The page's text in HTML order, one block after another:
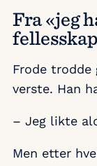
Fra «jeg
Frode
verste. Han
– Jeg likte
Men etter